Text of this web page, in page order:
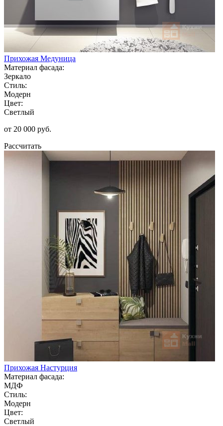
Прихожая Медуница
Материал фасада:
Зеркало
Стиль:
Модерн
Цвет:
Светлый
от 20 000 руб.
Рассчитать
Прихожая Настурция
Материал фасада:
МДФ
Стиль:
Модерн
Цвет:
Светлый